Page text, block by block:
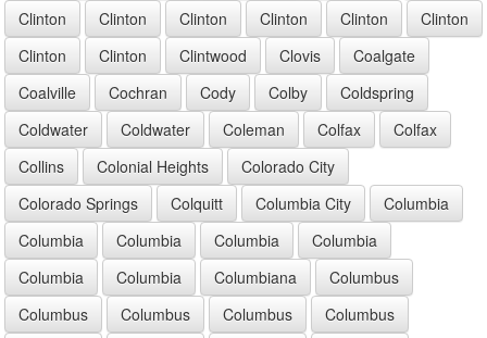
Clinton
Clinton Clinton Clinton Clinton
Clinton
Clinton
Clinton Clintwood Clovis
Coalgate
Coalville
Cochran Cody Colby
Coldspring
Coldwater
Coldwater Coleman Colfax
Colfax
Collins
Colonial Heights
Colorado City
Colorado Springs
Colquitt Columbia City
Columbia
Columbia
Columbia Columbia
Columbia
Columbia
Columbia Columbiana
Columbus
Columbus
Columbus Columbus
Columbus